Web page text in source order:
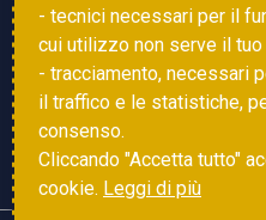
Associazione Sammarinese
Vota gol e parata
- tecnici necessari per il
cui utilizzo non serve il
- tracciamento, necessari
il traffico e le statistiche,
consenso.
Cliccando "Accetta tutto"
cookie. Leggi di più